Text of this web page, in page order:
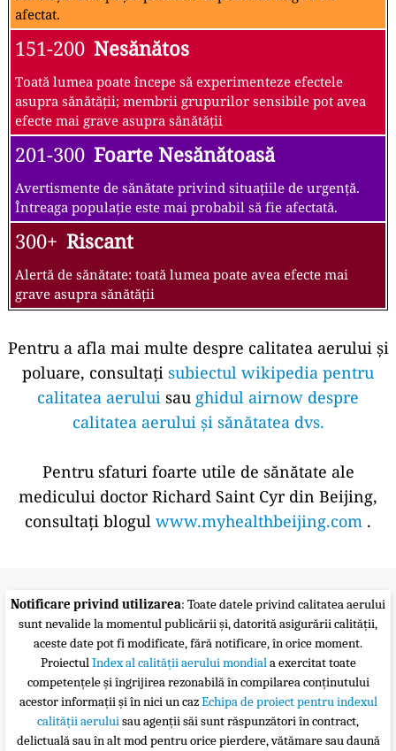
afectat.
151-200 Nesănătos
Toată lumea poate începe să experimenteze efectele
asupra sănătății; membrii grupurilor sensibile pot avea
efecte mai grave asupra sănătății
201-300 Foarte Nesănătoasă
Avertismente de sănătate privind situațiile de urgență.
Întreaga populație este mai probabil să fie afectată.
300+ Riscant
Alertă de sănătate: toată lumea poate avea efecte mai
grave asupra sănătății
Pentru a afla mai multe despre calitatea aerului și
poluare, consultați subiectul wikipedia pentru
calitatea aerului sau ghidul airnow despre
calitatea aerului și sănătatea dvs.
Pentru sfaturi foarte utile de sănătate ale
medicului doctor Richard Saint Cyr din Beijing,
consultați blogul www.myhealthbeijing.com .
Notificare privind utilizarea: Toate datele privind calitatea aerului
sunt nevalide la momentul publicării și, datorită asigurării calității,
aceste date pot fi modificate, fără notificare, în orice moment.
ProiectulIndex al calității aerului mondiala exercitat toate
competențele și îngrijirea rezonabilă în compilarea conținutului
acestor informații și în nici un cazEchipa de proiect pentru indexul
calității aeruluisau agenții săi sunt răspunzători în contract,
delictuală sau în alt mod pentru orice pierdere, vătămare sau daună